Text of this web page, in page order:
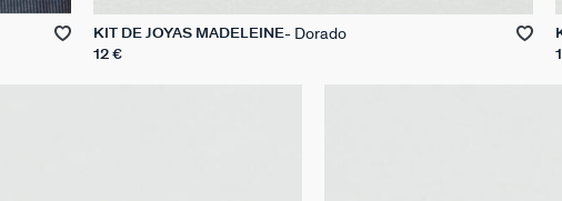
KIT DE JOYAS MADELEINE Dorado
12 €